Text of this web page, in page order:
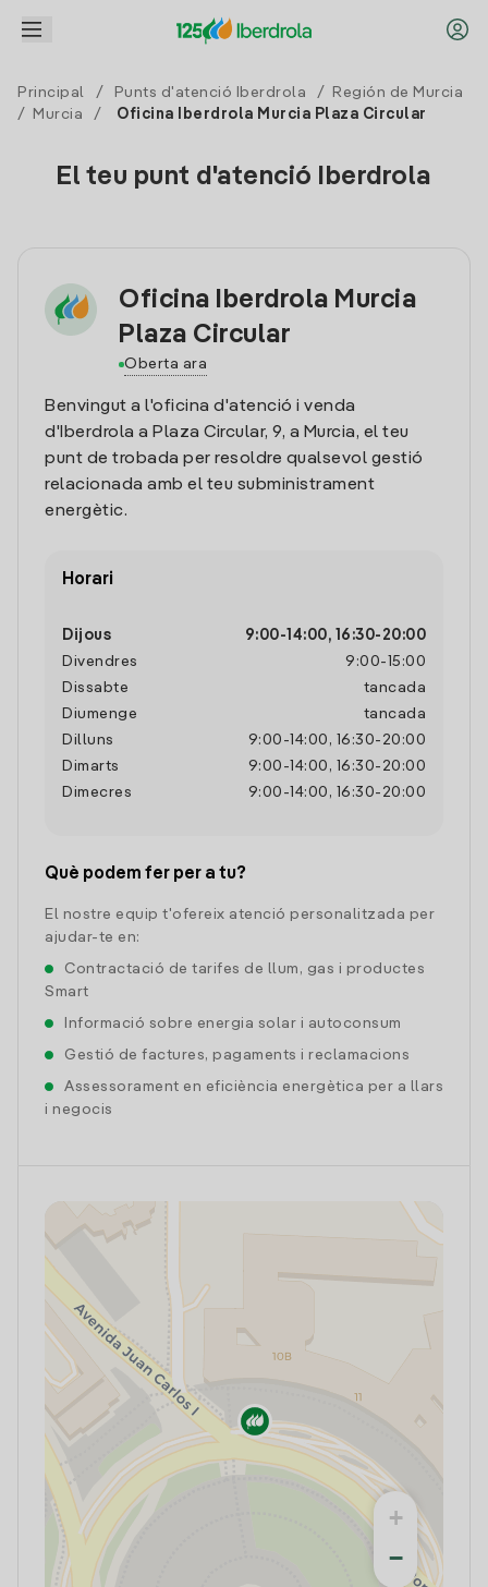
Principal / Punts d'atenció Iberdrola /
Región de Murcia
/
Murcia / Oficina Iberdrola Murcia Plaza Circular
El teu punt d'atenció Iberdrola
Oficina Iberdrola Murcia
Plaza Circular
Oberta ara
Benvingut a l'oficina d'atenció i venda
d'Iberdrola a Plaza Circular, 9, a Murcia, el teu
punt de trobada per resoldre qualsevol gestió
relacionada amb el teu subministrament
energètic.
Horari
Dijous 9:00- 14:00, 16:30- 20:00
Divendres
9:00- 15:00
Dissabte
tancada
Diumenge
tancada
Dilluns
9:00 - 14:00 , 16:30- 20:00
Dimarts
9:00 - 14:00 , 16:30- 20:00
Dimecres
9:00 - 14:00 , 16:30- 20:00
Què podem fer per a tu?
El nostre equip t'ofereix atenció personalitzada per
ajudar-te en:
Contractació de tarifes de llum, gas i productes
Smart
Informació sobre energia solar i autoconsum
Gestió de factures, pagaments i reclamacions
Assessorament en eficiència energètica per a llars
i negocis
+
−